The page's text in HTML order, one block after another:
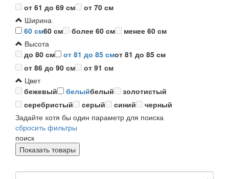
от 61 до 69 см
от 70 см
Ширина
60 см60 см более 60 см
менее 60 см
Высота
до 80 см
от 81 до 85 смот 81 до 85 см
от 86 до 90 см
от 91 см
Цвет
бежевый
белыйбелый
золотистый
серебристый
серый синий
черный
Задайте хотя бы один параметр для поиска
сбросить фильтры
поиск